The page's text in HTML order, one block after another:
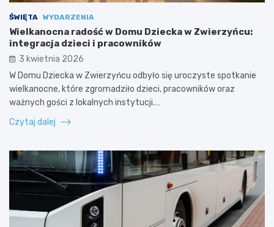
ŚWIĘTA WYDARZENIA
Wielkanocna radość w Domu Dziecka w Zwierzyńcu:
integracja dzieci i pracowników
3 kwietnia 2026
W Domu Dziecka w Zwierzyńcu odbyło się uroczyste spotkanie
wielkanocne, które zgromadziło dzieci, pracowników oraz
ważnych gości z lokalnych instytucji.…
Czytaj dalej